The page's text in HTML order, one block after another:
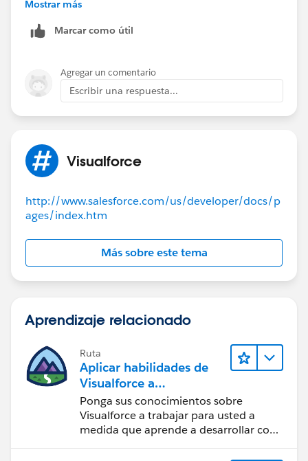
Mostrar más
Marcar como útil
Agregar un comentario
Escribir una respuesta...
Visualforce
http://www.salesforce.com/us/developer/docs/p
ages/index.htm
Más sobre este tema
Aprendizaje relacionado
Ruta
Aplicar habilidades de
Visualforce a
componentes Lightning
Ponga sus conocimientos sobre
Visualforce a trabajar para usted a
medida que aprende a desarrollar con